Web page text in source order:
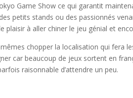
Game Show ce qui garantit
petits stands ou des passionnés
plaisir à aller chiner le jeu génial et
chopper la localisation qui fera
car beaucoup de jeux sortent en
raisonnable d’attendre un peu.